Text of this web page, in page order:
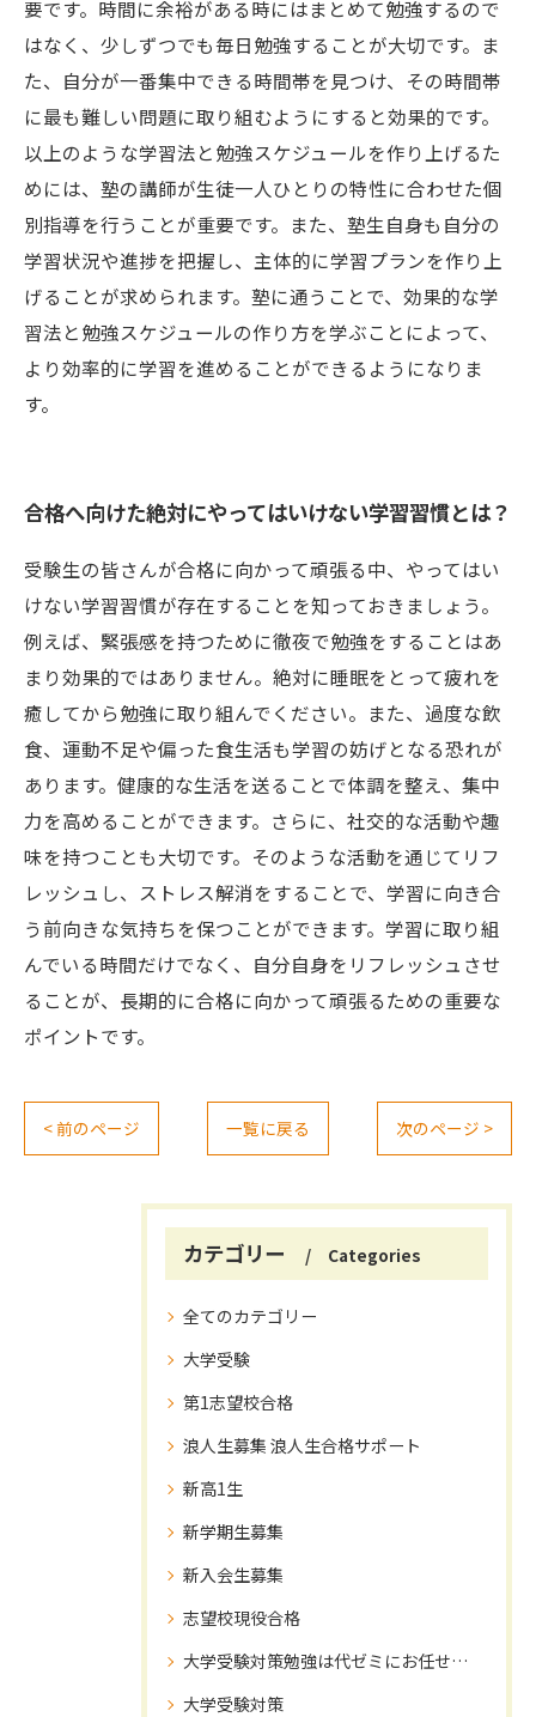
要です。時間に余裕がある時にはまとめて勉強するので
はなく、少しずつでも毎日勉強することが大切です。ま
た、自分が一番集中できる時間帯を見つけ、その時間帯
に最も難しい問題に取り組むようにすると効果的です。
以上のような学習法と勉強スケジュールを作り上げるた
めには、塾の講師が生徒一人ひとりの特性に合わせた個
別指導を行うことが重要です。また、塾生自身も自分の
学習状況や進捗を把握し、主体的に学習プランを作り上
げることが求められます。塾に通うことで、効果的な学
習法と勉強スケジュールの作り方を学ぶことによって、
より効率的に学習を進めることができるようになりま
す。
合格へ向けた絶対にやってはいけない学習習慣とは？
受験生の皆さんが合格に向かって頑張る中、やってはい
けない学習習慣が存在することを知っておきましょう。
例えば、緊張感を持つために徹夜で勉強をすることはあ
まり効果的ではありません。絶対に睡眠をとって疲れを
癒してから勉強に取り組んでください。また、過度な飲
食、運動不足や偏った食生活も学習の妨げとなる恐れが
あります。健康的な生活を送ることで体調を整え、集中
力を高めることができます。さらに、社交的な活動や趣
味を持つことも大切です。そのような活動を通じてリフ
レッシュし、ストレス解消をすることで、学習に向き合
う前向きな気持ちを保つことができます。学習に取り組
んでいる時間だけでなく、自分自身をリフレッシュさせ
ることが、長期的に合格に向かって頑張るための重要な
ポイントです。
< 前のページ 一覧に戻る 次のページ >
カテゴリー Categories
全てのカテゴリー
大学受験
第1志望校合格
浪人生募集 浪人生合格サポート
新高1生
新学期生募集
新入会生募集
志望校現役合格
大学受験対策勉強は代ゼミにお任せ下さい！
大学受験対策